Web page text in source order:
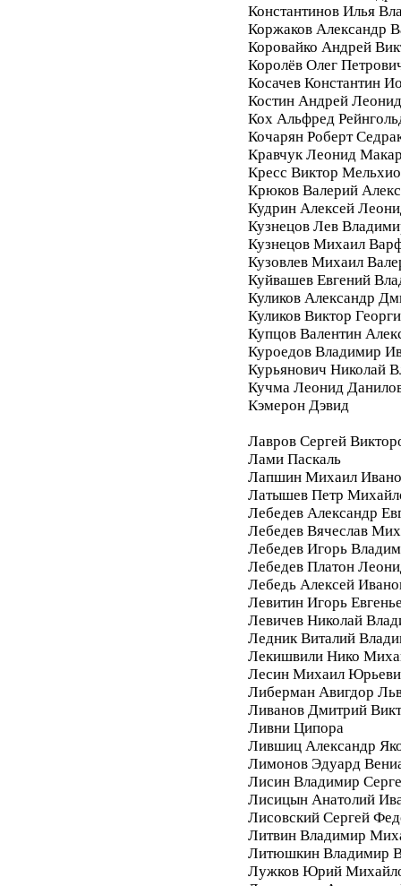
Константинов Илья
Коржаков Александр
Коровайко Андрей
Королёв Олег
Косачев Константин
Костин Андрей
Кох Альфред
Кочарян Роберт
Кравчук Леонид
Кресс Виктор
Крюков Валерий
Кудрин Алексей
Кузнецов Лев
Кузнецов Михаил
Кузовлев Михаил
Куйвашев Евгений
Куликов Александр
Куликов Виктор
Купцов Валентин
Куроедов Владимир
Курьянович Николай
Кучма Леонид
Кэмерон Дэвид
Лавров Сергей
Лами Паскаль
Лапшин Михаил
Латышев Петр
Лебедев Александр
Лебедев Вячеслав
Лебедев Игорь
Лебедев Платон
Лебедь Алексей
Левитин Игорь
Левичев Николай
Ледник Виталий
Лекишвили Нико
Лесин Михаил
Либерман Авигдор
Ливанов Дмитрий
Ливни Ципора
Лившиц Александр
Лимонов Эдуард
Лисин Владимир
Лисицын Анатолий
Лисовский Сергей
Литвин Владимир
Литюшкин Владимир
Лужков Юрий